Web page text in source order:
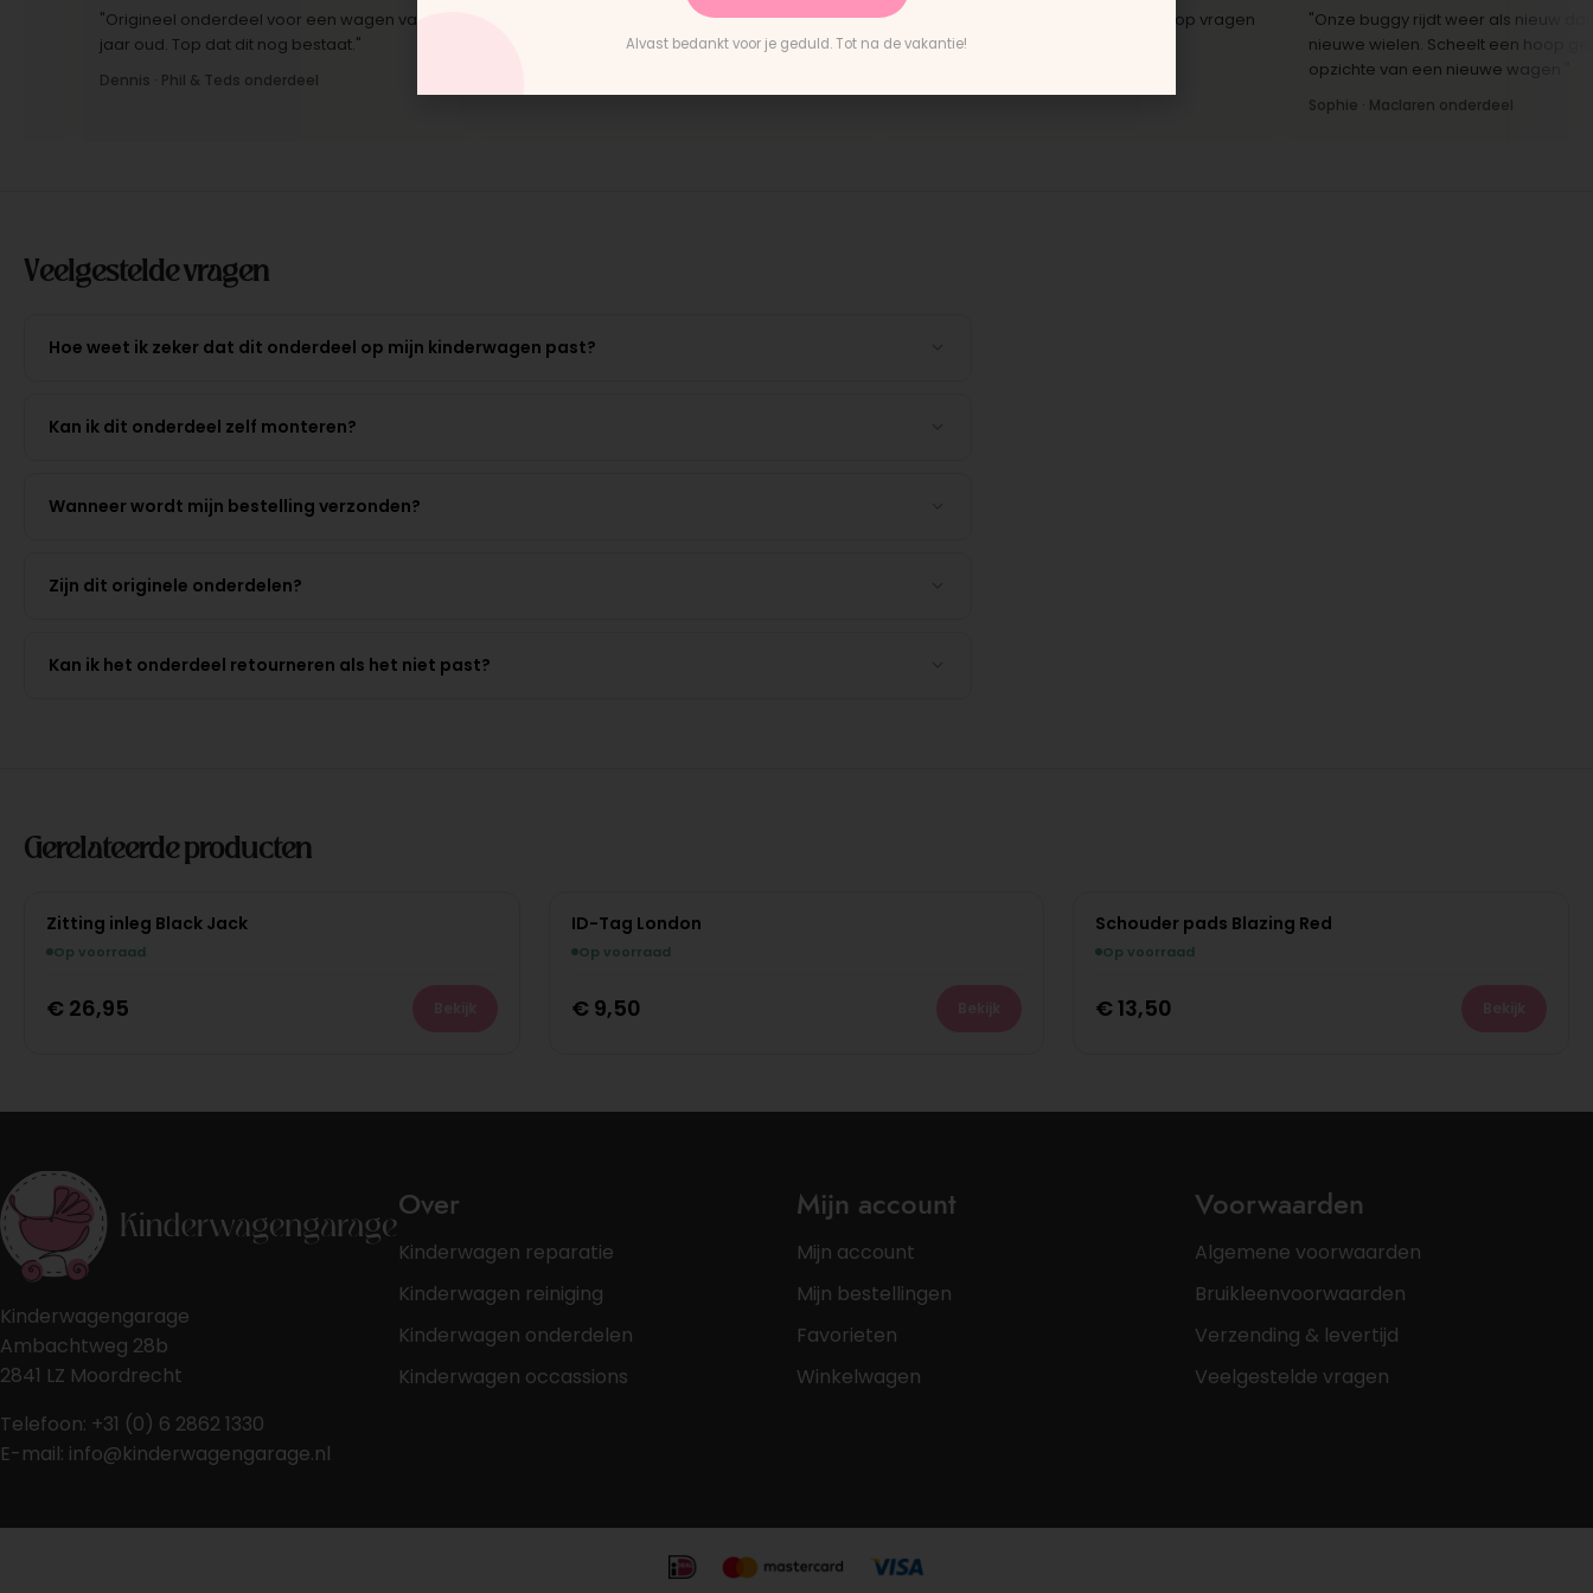
"Origineel onderdeel voor een wagen van 10
jaar oud. Top dat dit nog bestaat."
Dennis · Phil & Teds onderdeel
"Snelle levering en het paste perfect.
Montage-instructies waren duidelijk."
"Persoonlijk contact, snelle reactie op vragen
en eerlijk advies. Aanrader."
"Onze buggy rijdt weer als nieuw dankzij
nieuwe wielen. Scheelt een hoop geld ten
opzichte van een nieuwe wagen."
Sophie · Maclaren onderdeel
Veelgestelde vragen
Hoe weet ik zeker dat dit onderdeel op mijn kinderwagen past?
Kan ik dit onderdeel zelf monteren?
Wanneer wordt mijn bestelling verzonden?
Zijn dit originele onderdelen?
Kan ik het onderdeel retourneren als het niet past?
Gerelateerde producten
Zitting inleg Black Jack
Op voorraad
€ 26,95
ID-Tag London
Op voorraad
€ 9,50
Schouder pads Blazing Red
Op voorraad
€ 13,50
Kinderwagengarage
Ambachtweg 28b
2841 LZ Moordrecht
Telefoon: +31 (0) 6 2862 1330
E-mail: info@kinderwagengarage.nl
Over
Kinderwagen reparatie
Kinderwagen reiniging
Kinderwagen onderdelen
Kinderwagen occassions
Mijn account
Mijn account
Mijn bestellingen
Favorieten
Winkelwagen
Voorwaarden
Algemene voorwaarden
Bruikleenvoorwaarden
Verzending & levertijd
Veelgestelde vragen
Alvast bedankt voor je geduld. Tot na de vakantie!